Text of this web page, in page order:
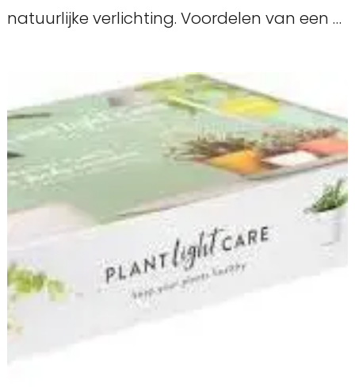
natuurlijke verlichting. Voordelen van een …